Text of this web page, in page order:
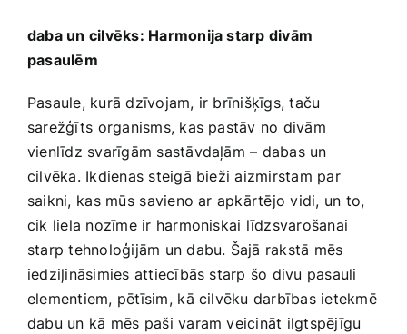
Mobilie telefoni, planšetdatori
Pakalpojumi
Pārtikas preces
Preces birojam
Preces pieaugušajiem
daba un cilvēks: Harmonija starp divām
pasaulēm
Pasaule,‍ kurā dzīvojam, ir brīnišķīgs, taču
sarežģīts ⁣organisms, kas pastāv no divām⁣
vienlīdz svarīgām ‍sastāvdaļām – dabas un
cilvēka. Ikdienas ‌steigā bieži aizmirstam par
saikni,⁣ kas mūs⁤ savieno ar apkārtējo vidi, un to,
cik ​liela nozīme ir‌ harmoniskai‍ līdzsvarošanai
starp tehnoloģijām un dabu. Šajā rakstā mēs
iedziļināsimies attiecībās starp šo divu pasauli
elementiem, pētīsim,⁤ kā cilvēku darbības ietekmē
dabu un kā ⁣mēs paši varam veicināt ilgtspējīgu